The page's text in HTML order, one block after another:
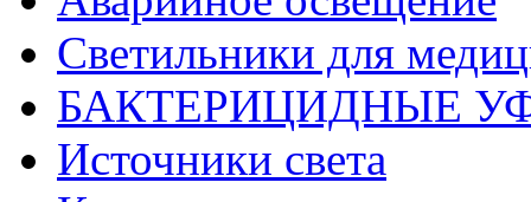
Светильники для
БАКТЕРИЦИДНЫЕ
Источники света